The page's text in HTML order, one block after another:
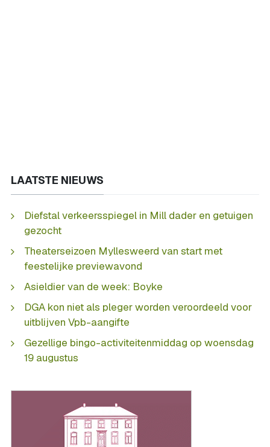
LAATSTE NIEUWS
Diefstal verkeersspiegel in Mill dader en getuigen
gezocht
Theaterseizoen Myllesweerd van start met
feestelijke previewavond
Asieldier van de week: Boyke
DGA kon niet als pleger worden veroordeeld voor
uitblijven Vpb-aangifte
Gezellige bingo-activiteitenmiddag op woensdag
19 augustus